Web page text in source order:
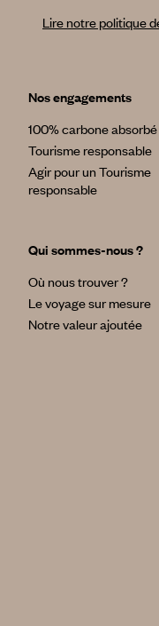
Lire notre politique
Nos engagements
100% carbone absorbé
Tourisme responsable
Agir pour un Tourisme
responsable
Qui sommes-nous ?
Où nous trouver ?
Le voyage sur mesure
Notre valeur ajoutée